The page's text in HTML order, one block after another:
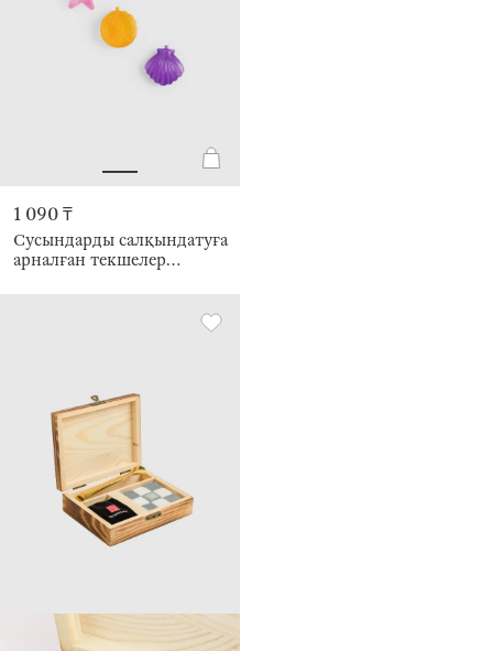
1 090 ₸
Сусындарды салқындатуға
арналған текшелер